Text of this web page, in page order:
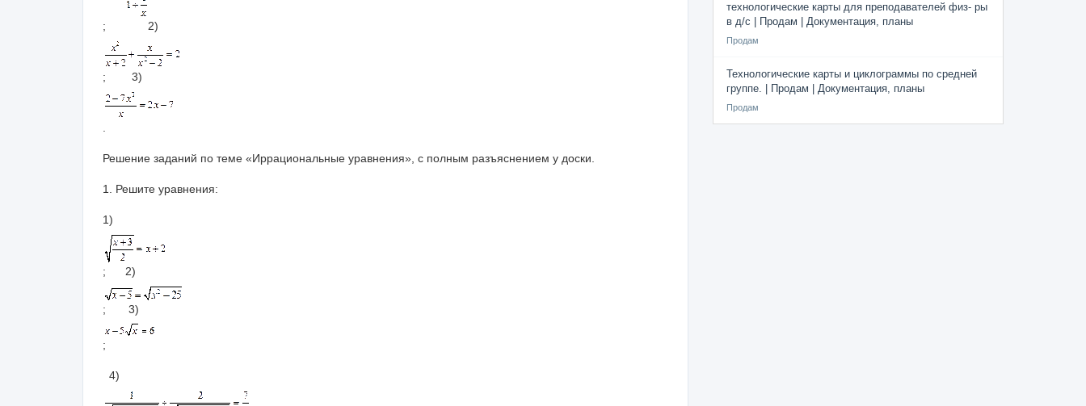
; 2)
; 3)
Решение заданий по теме «Иррациональные уравнения», с полным разъяснением у доски.
1. Решите уравнения:
1)
; 2)
; 3)
;
4)
технологические карты для преподавателей физ- ры
в д/с | Продам | Документация, планы
Продам
Технологические карты и циклограммы по средней
группе. | Продам | Документация, планы
Продам